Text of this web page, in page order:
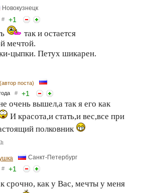
Новокузнецк
# +1
так и остается
мечтой.
цыпки. Петух шикарен.
(автор поста)
# +1
очень вышел,а так я его как
И красота,и стать,и вес,все при
полковник
Санкт-Петербург
# +1
срочно, как у Вас, мечты у меня